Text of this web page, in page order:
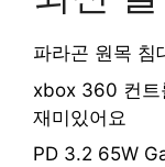
파라곤 원목 침
xbox 360 컨트
재미있어요
PD 3.2 65W